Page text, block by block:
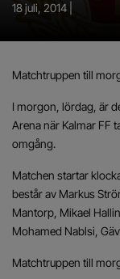
18 juli, 2014 |
Matchtruppen till
I morgon, lördag, är
Arena när Kalmar FF
omgång.
Matchen startar
består av Markus
Mantorp, Mikael
Mohamed Nablsi,
Matchtruppen till